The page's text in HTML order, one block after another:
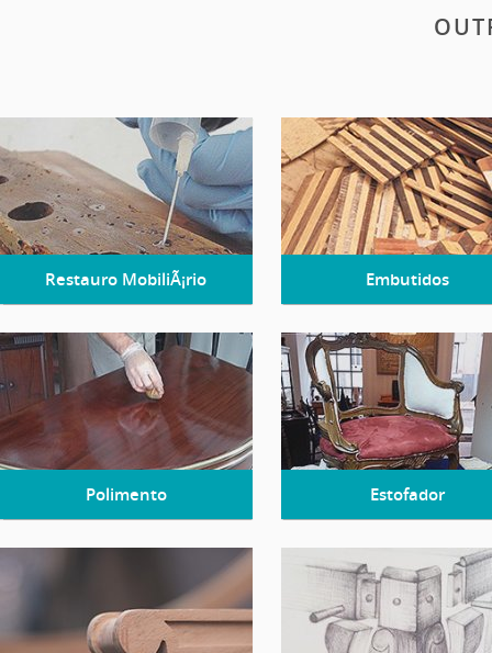
Restauro MobiliÃ¡rio Embutidos
Polimento Estofador